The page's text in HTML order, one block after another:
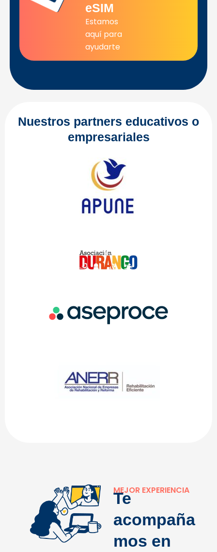
eSIM
Estamos
aquí para
ayudarte
Nuestros partners educativos o
empresariales
MEJOR EXPERIENCIA
Te
acompaña
mos en